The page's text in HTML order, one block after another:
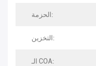
الحزمة:
التخزين:
الـ COA: